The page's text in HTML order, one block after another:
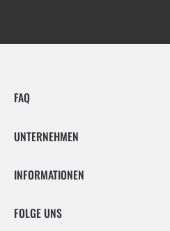
FAQ
UNTERNEHMEN
INFORMATIONEN
FOLGE UNS